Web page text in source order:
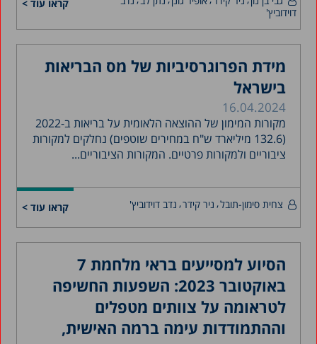
קראו עוד >
דוידוביץ'
מידת הפרוגרסיביות של מס הבריאות
בישראל
16.04.2024
מקורות המימון של ההוצאה הלאומית על בריאות ב-2022
(132.6 מיליארד ש"ח במחירים שוטפים) נחלקים למקורות
ציבוריים ולמקורות פרטיים. המקורות הציבוריים...
קראו עוד > צחית סימון-תובל ניר קידר נדב דוידוביץ'
הסיוע למסייעים בראי מלחמת 7
באוקטובר 2023: השפעות החשיפה
לטראומה על צוותים מטפלים
וההתמודדות עימה ברמה האישית,